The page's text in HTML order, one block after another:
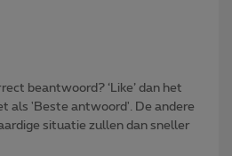
beantwoord? ‘Like’ dan het
als 'Beste antwoord'. De andere
situatie zullen dan sneller